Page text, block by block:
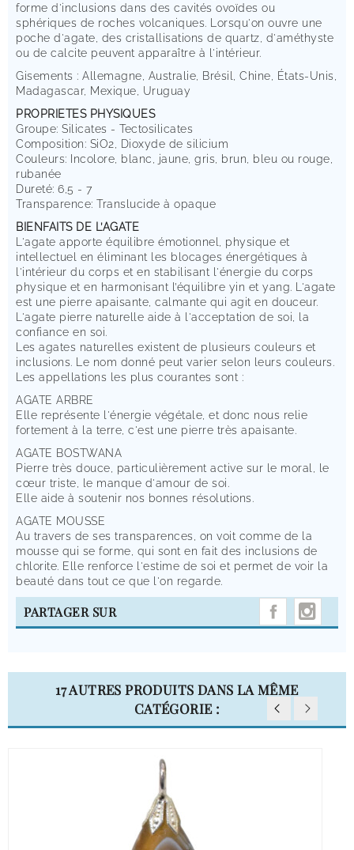
forme d'inclusions dans des cavités ovoïdes ou
sphériques de roches volcaniques. Lorsqu'on ouvre une
poche d'agate, des cristallisations de quartz, d'améthyste
ou de calcite peuvent apparaître à l'intérieur.
Gisements : Allemagne, Australie, Brésil, Chine, États-Unis,
Madagascar, Mexique, Uruguay
PROPRIETES PHYSIQUES
Groupe: Silicates - Tectosilicates
Composition: SiO2, Dioxyde de silicium
Couleurs: Incolore, blanc, jaune, gris, brun, bleu ou rouge,
rubanée
Dureté: 6,5 - 7
Transparence: Translucide à opaque
BIENFAITS DE L’AGATE
L'agate apporte équilibre émotionnel, physique et
intellectuel en éliminant les blocages énergétiques à
l'intérieur du corps et en stabilisant l'énergie du corps
physique et en harmonisant l’équilibre yin et yang. L'agate
est une pierre apaisante, calmante qui agit en douceur.
L'agate pierre naturelle aide à l'acceptation de soi, la
confiance en soi.
Les agates naturelles existent de plusieurs couleurs et
inclusions. Le nom donné peut varier selon leurs couleurs.
Les appellations les plus courantes sont :
AGATE ARBRE
Elle représente l'énergie végétale, et donc nous relie
fortement à la terre, c'est une pierre très apaisante.
AGATE BOSTWANA
Pierre très douce, particulièrement active sur le moral, le
cœur triste, le manque d'amour de soi.
Elle aide à soutenir nos bonnes résolutions.
AGATE MOUSSE
Au travers de ses transparences, on voit comme de la
mousse qui se forme, qui sont en fait des inclusions de
chlorite. Elle renforce l'estime de soi et permet de voir la
beauté dans tout ce que l'on regarde.
PARTAGER SUR
17 AUTRES PRODUITS DANS LA MÊME
CATÉGORIE :